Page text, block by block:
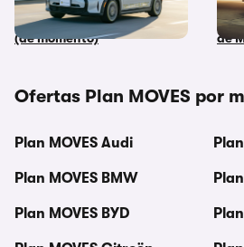
pero no podrás comprarlo
(de momento)
de
Ofertas Plan MOVES por
Plan MOVES Audi
Plan MOVES BMW
Plan MOVES BYD